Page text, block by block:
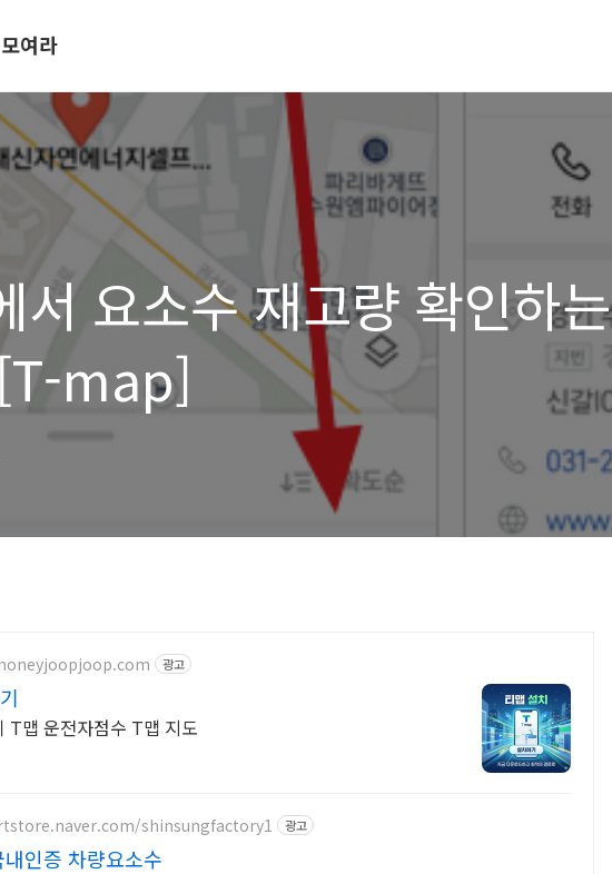
여라
서 요소수 재고량 확인하는
map]
광고
T맵 운전자점수 T맵 지도
shinsungfactory1 광고
인증 차량요소수